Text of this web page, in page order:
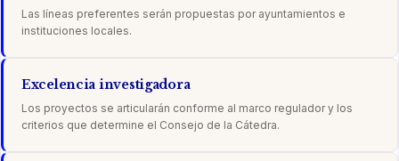
Las líneas preferentes serán propuestas por ayuntamientos e
instituciones locales.
Excelencia investigadora
Los proyectos se articularán conforme al marco regulador y los
criterios que determine el Consejo de la Cátedra.